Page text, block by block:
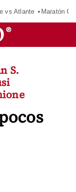
vs Atlante Maratón
S.